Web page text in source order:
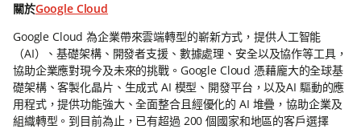
關於Google Cloud
Google Cloud 為企業帶來雲端轉型的嶄新方式，提供人工智能
（AI）、基礎架構、開發者支援、數據處理、安全以及協作等工具，
協助企業應對現今及未來的挑戰。Google Cloud 憑藉龐大的全球基
礎架構、客製化晶片、生成式 AI 模型、開發平台，以及AI 驅動的應
用程式，提供功能強大、全面整合且經優化的 AI 堆疊，協助企業及
組織轉型。到目前為止，已有超過 200 個國家和地區的客戶選擇